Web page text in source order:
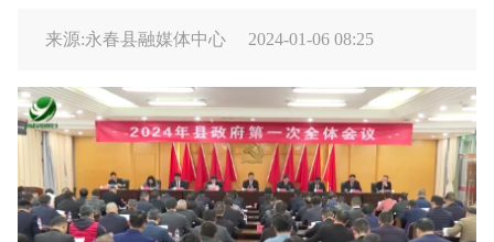
来源:永春县融媒体中心 2024-01-06 08:25